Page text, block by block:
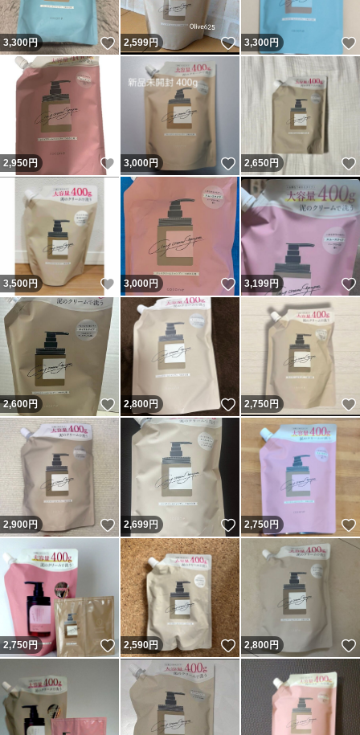
3,300円 いいね！
2,599円 いいね！
3,300円
2,950円 いいね！
3,000円 いいね！
2,650円
3,500円 いいね！
3,000円 いいね！
3,199円
2,600円 いいね！
2,800円 いいね！
2,750円
2,900円 いいね！
2,699円 いいね！
2,750円
2,750円 いいね！
2,590円 いいね！
2,800円